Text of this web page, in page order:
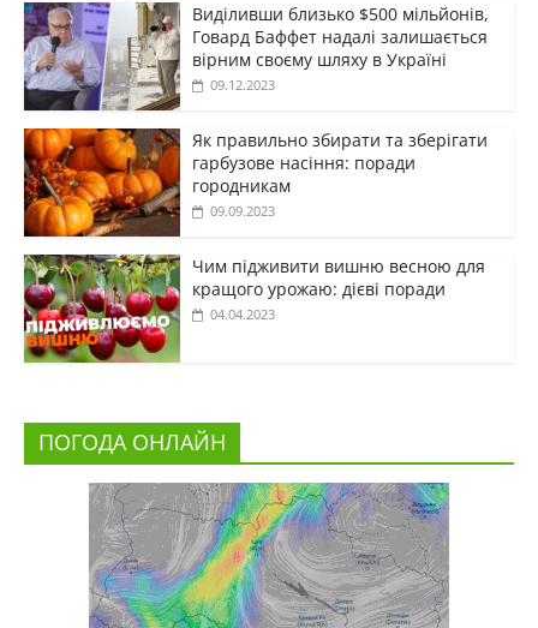
Виділивши близько $500 мільйонів,
Говард Баффет надалі залишається
вірним своєму шляху в Україні
09.12.2023
Як правильно збирати та зберігати
гарбузове насіння: поради
городникам
09.09.2023
Чим підживити вишню весною для
кращого урожаю: дієві поради
04.04.2023
ПОГОДА ОНЛАЙН